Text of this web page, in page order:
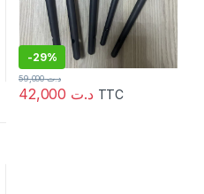
-29%
د.ت
د.ت59,000
TTC